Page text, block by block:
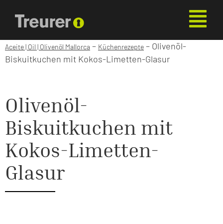
Aceite | Oil | Olivenöl Mallorca – Küchenrezepte – Olivenöl-
Biskuitkuchen mit Kokos-Limetten-Glasur
Olivenöl-
Biskuitkuchen mit
Kokos-Limetten-
Glasur